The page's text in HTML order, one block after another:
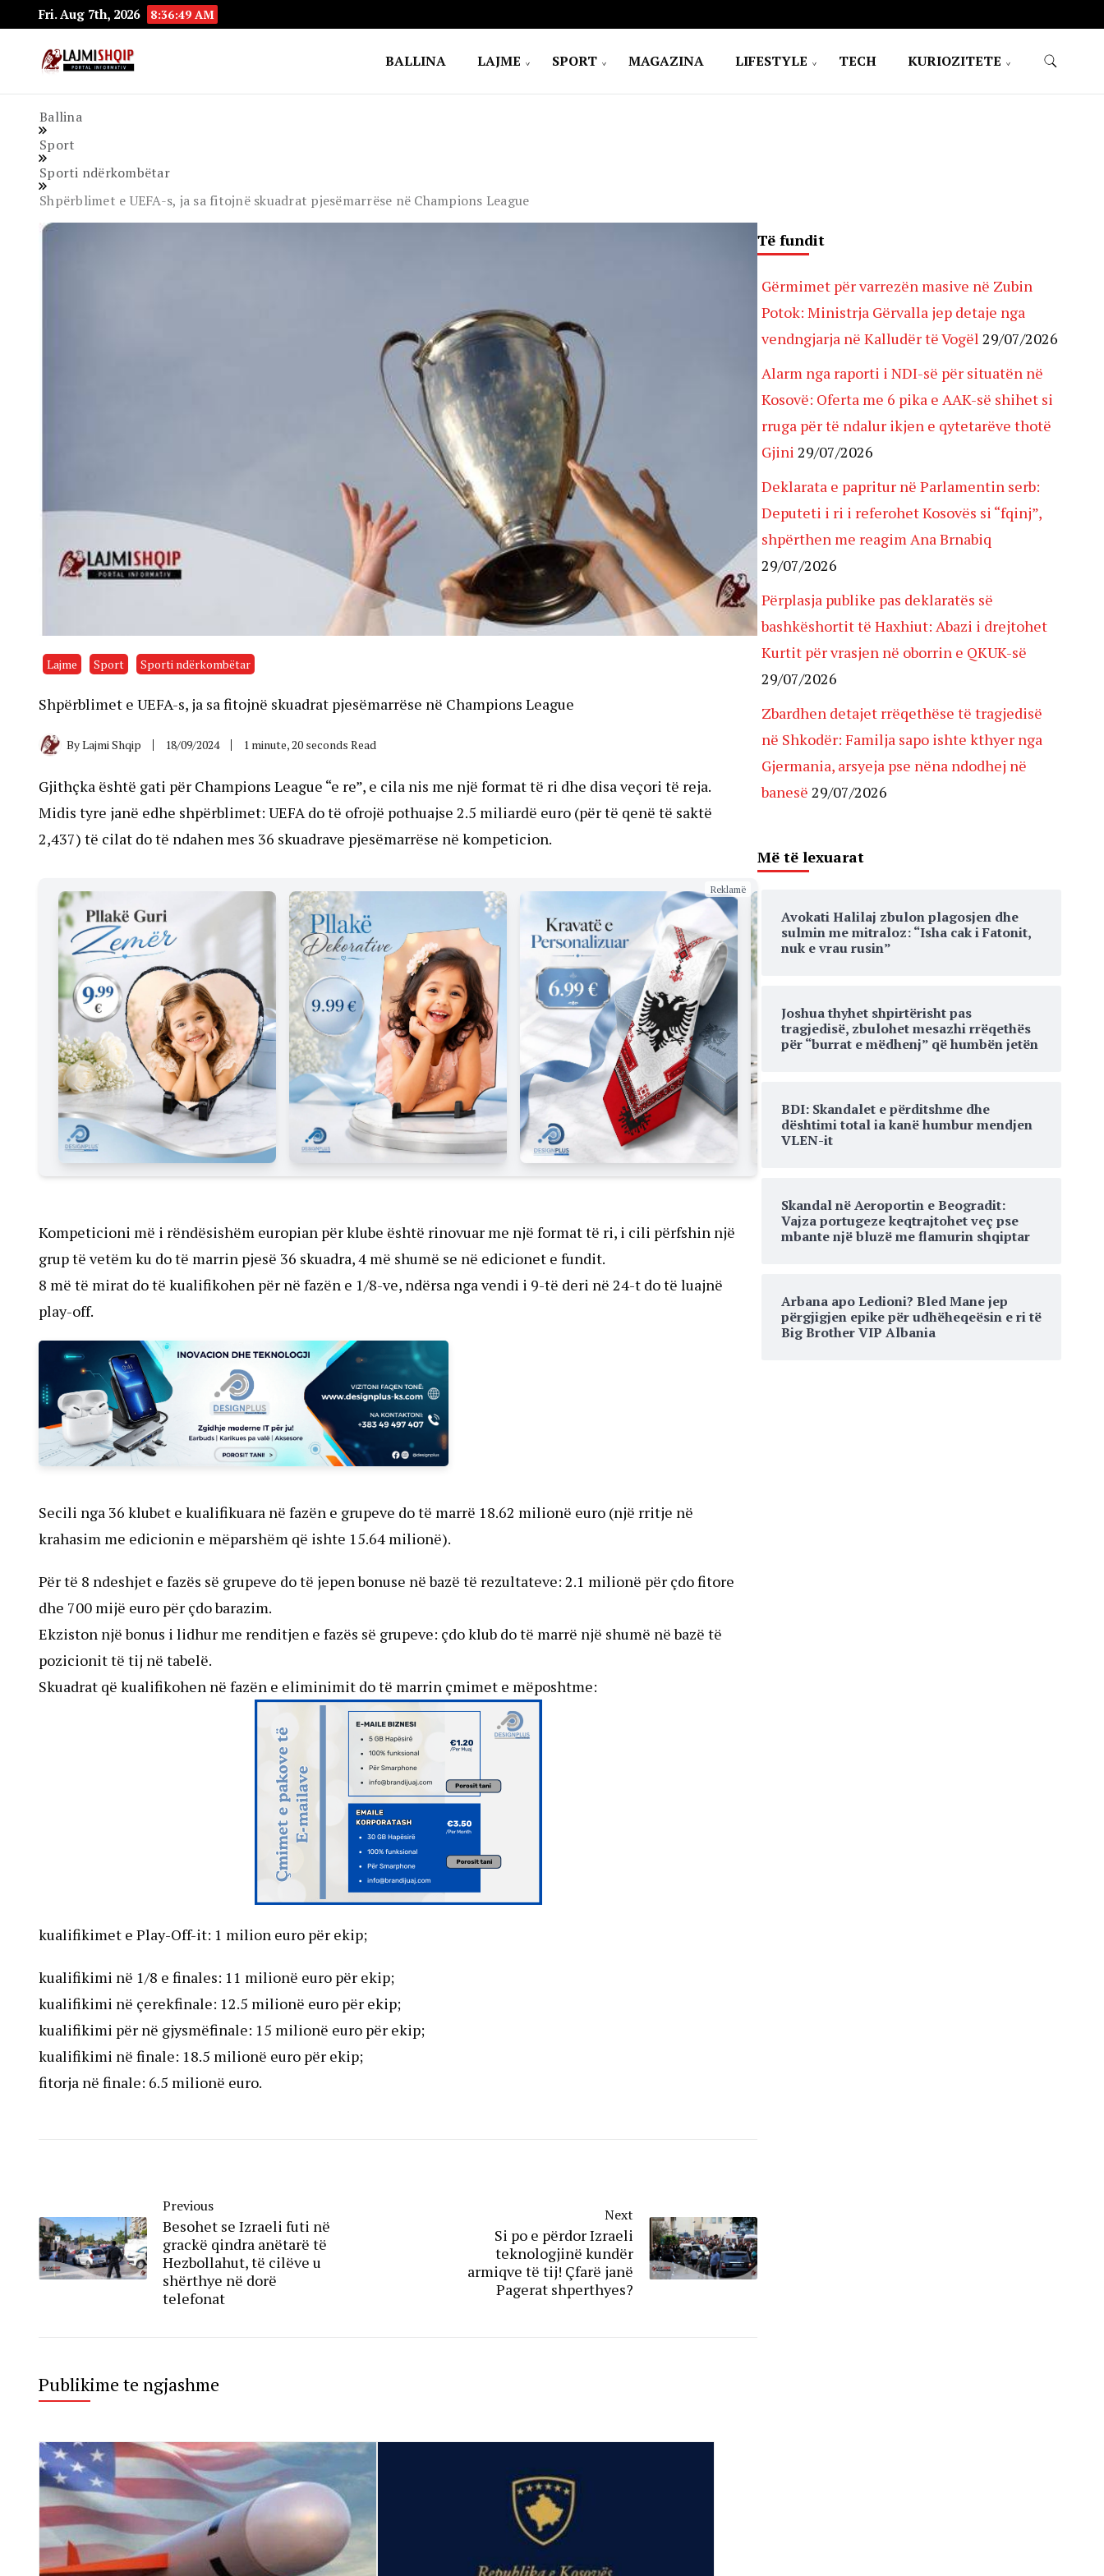
Fri. Aug 7th, 2026 8:36:50 AM
BALLINA LAJME SPORT MAGAZINA LIFESTYLE TECH KURIOZITETE
Ballina
Sport
Sporti ndërkombëtar
Shpërblimet e UEFA-s, ja sa fitojnë skuadrat pjesëmarrëse në Champions League
Lajme Sport Sporti ndërkombëtar
Shpërblimet e UEFA-s, ja sa fitojnë skuadrat pjesëmarrëse në Champions League
ByLajmi Shqip 18/09/2024 1 minute, 20 seconds Read
Gjithçka është gati për Champions League “e re”, e cila nis me një format të ri dhe disa veçori të reja.
Midis tyre janë edhe shpërblimet: UEFA do të ofrojë pothuajse 2.5 miliardë euro (për të qenë të saktë
2,437) të cilat do të ndahen mes 36 skuadrave pjesëmarrëse në kompeticion.
Reklamë
Kompeticioni më i rëndësishëm europian për klube është rinovuar me një format të ri, i cili përfshin një
grup të vetëm ku do të marrin pjesë 36 skuadra, 4 më shumë se në edicionet e fundit.
8 më të mirat do të kualifikohen për në fazën e 1/8-ve, ndërsa nga vendi i 9-të deri në 24-t do të luajnë
play-off.
Secili nga 36 klubet e kualifikuara në fazën e grupeve do të marrë 18.62 milionë euro (një rritje në
krahasim me edicionin e mëparshëm që ishte 15.64 milionë).
Për të 8 ndeshjet e fazës së grupeve do të jepen bonuse në bazë të rezultateve: 2.1 milionë për çdo fitore
dhe 700 mijë euro për çdo barazim.
Ekziston një bonus i lidhur me renditjen e fazës së grupeve: çdo klub do të marrë një shumë në bazë të
pozicionit të tij në tabelë.
Skuadrat që kualifikohen në fazën e eliminimit do të marrin çmimet e mëposhtme:
kualifikimet e Play-Off-it: 1 milion euro për ekip;
kualifikimi në 1/8 e finales: 11 milionë euro për ekip;
kualifikimi në çerekfinale: 12.5 milionë euro për ekip;
kualifikimi për në gjysmëfinale: 15 milionë euro për ekip;
kualifikimi në finale: 18.5 milionë euro për ekip;
fitorja në finale: 6.5 milionë euro.
Previous
Besohet se Izraeli futi në
grackë qindra anëtarë të
Hezbollahut, të cilëve u
shërthye në dorë
telefonat
Next
Si po e përdor Izraeli
teknologjinë kundër
armiqve të tij! Çfarë janë
Pagerat shperthyes?
Publikime te ngjashme
Të fundit
Gërmimet për varrezën masive në Zubin
Potok: Ministrja Gërvalla jep detaje nga
vendngjarja në Kalludër të Vogël 29/07/2026
Alarm nga raporti i NDI-së për situatën në
Kosovë: Oferta me 6 pika e AAK-së shihet si
rruga për të ndalur ikjen e qytetarëve thotë
Gjini 29/07/2026
Deklarata e papritur në Parlamentin serb:
Deputeti i ri i referohet Kosovës si “fqinj”,
shpërthen me reagim Ana Brnabiq
29/07/2026
Përplasja publike pas deklaratës së
bashkëshortit të Haxhiut: Abazi i drejtohet
Kurtit për vrasjen në oborrin e QKUK-së
29/07/2026
Zbardhen detajet rrëqethëse të tragjedisë
në Shkodër: Familja sapo ishte kthyer nga
Gjermania, arsyeja pse nëna ndodhej në
banesë 29/07/2026
Më të lexuarat
Avokati Halilaj zbulon plagosjen dhe
sulmin me mitraloz: “Isha cak i Fatonit,
nuk e vrau rusin”
Joshua thyhet shpirtërisht pas
tragjedisë, zbulohet mesazhi rrëqethës
për “burrat e mëdhenj” që humbën jetën
BDI: Skandalet e përditshme dhe
dështimi total ia kanë humbur mendjen
VLEN-it
Skandal në Aeroportin e Beogradit:
Vajza portugeze keqtrajtohet veç pse
mbante një bluzë me flamurin shqiptar
Arbana apo Ledioni? Bled Mane jep
përgjigjen epike për udhëheqeësin e ri të
Big Brother VIP Albania